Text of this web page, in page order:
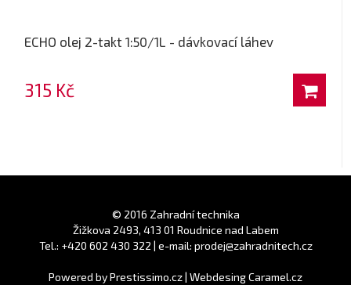
ECHO olej 2-takt 1:50/1L - dávkovací láhev
315 Kč
© 2016 Zahradní technika
Žižkova 2493, 413 01 Roudnice nad Labem
Tel.: +420 602 430 322 | e-mail: prodej@zahradnitech.cz
Powered byPrestissimo.cz| Webdesing Caramel.cz